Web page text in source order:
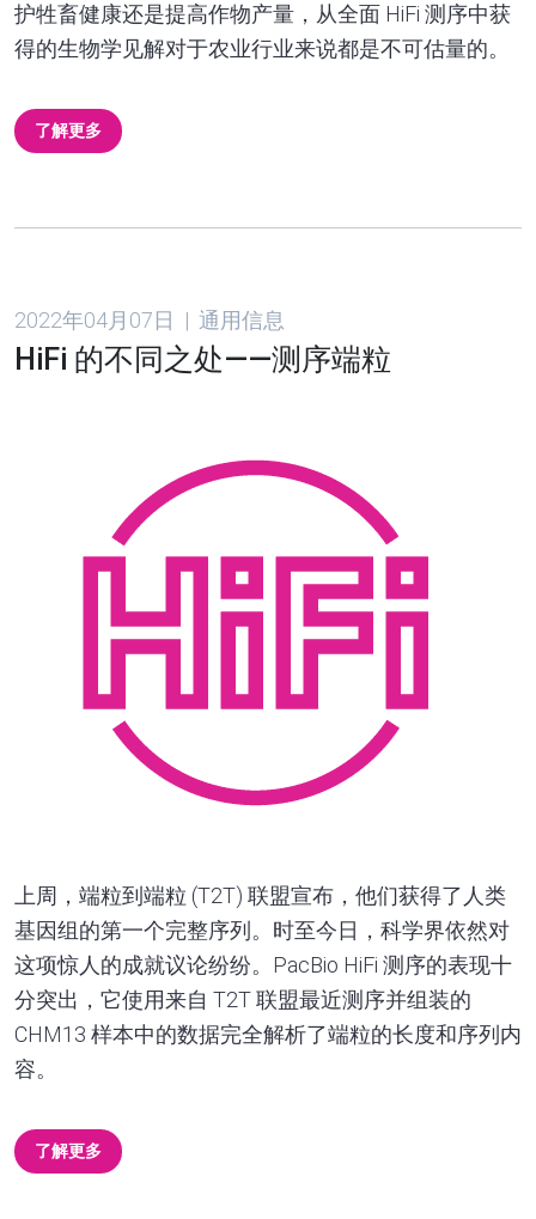
护牲畜健康还是提高作物产量，从全面 HiFi 测序中获
得的生物学见解对于农业行业来说都是不可估量的。
了解更多
2022年04月07日 | 通用信息
HiFi 的不同之处——测序端粒
上周，端粒到端粒 (T2T) 联盟宣布，他们获得了人类
基因组的第一个完整序列。时至今日，科学界依然对
这项惊人的成就议论纷纷。PacBio HiFi 测序的表现十
分突出，它使用来自 T2T 联盟最近测序并组装的
CHM13 样本中的数据完全解析了端粒的长度和序列内
容。
了解更多